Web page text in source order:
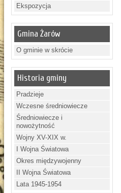
Ekspozycja
Gmina Żarów
O gminie w skrócie
Historia gminy
Pradzieje
Wczesne średniowiecze
Średniowiecze i
nowożytność
Wojny XV-XIX w.
I Wojna Światowa
Okres międzywojenny
II Wojna Światowa
Lata 1945-1954